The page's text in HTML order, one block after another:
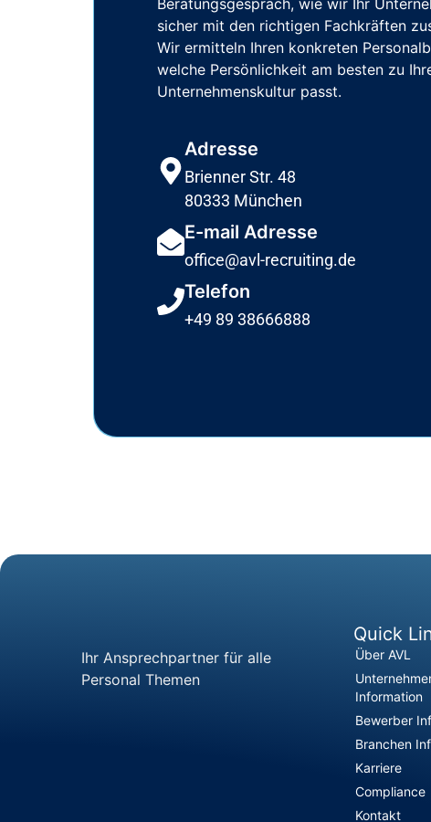
Beratungsgespräch, wie wir Ihr
sicher mit den richtigen Fachkräften
Wir ermitteln Ihren konkreten
welche Persönlichkeit am besten zu
Unternehmenskultur passt.
Adresse
Brienner Str. 48
80333 München
E-mail Adresse
office@avl-recruiting.de
Telefon
+49 89 38666888
Ihr Ansprechpartner für alle
Personal Themen
Quick
Über AVL
Information
Bewerber
Branchen
Karriere
Compliance
Kontakt